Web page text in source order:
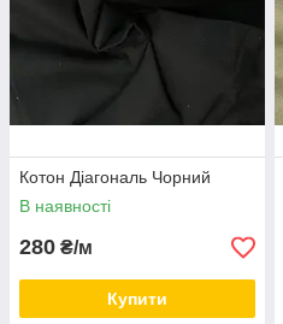
Котон Діагональ Чорний
В наявності
280 ₴/м
Купити